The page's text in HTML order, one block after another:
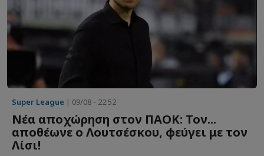
Super League | 09/08 - 22:52
Νέα αποχώρηση στον ΠΑΟΚ: Τον...
αποθέωνε ο Λουτσέσκου, φεύγει με τον
Λίσι!